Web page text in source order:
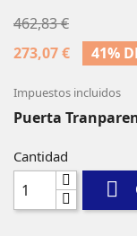
462,83 €
273,07 €
41%
Impuestos incluidos
Puerta
Cantidad
